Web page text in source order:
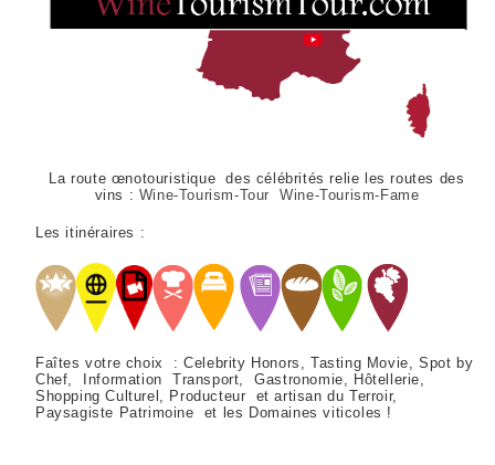
La route œnotouristique des célébrités relie les routes des
vins : Wine-Tourism-Tour Wine-Tourism-Fame
Les itinéraires :
Faîtes votre choix : Celebrity Honors, Tasting Movie, Spot by
Chef, Information Transport, Gastronomie, Hôtellerie,
Shopping Culturel, Producteur et artisan du Terroir,
Paysagiste Patrimoine et les Domaines viticoles !